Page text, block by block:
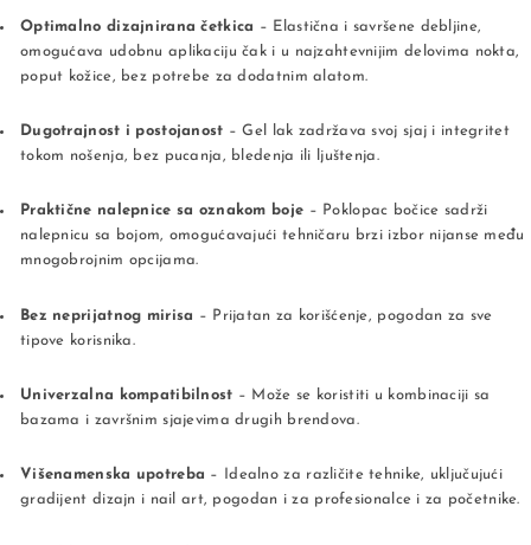
Optimalno dizajnirana četkica – Elastična i savršene debljine,
omogućava udobnu aplikaciju čak i u najzahtevnijim delovima nokta,
poput kožice, bez potrebe za dodatnim alatom.
Dugotrajnost i postojanost – Gel lak zadržava svoj sjaj i integritet
tokom nošenja, bez pucanja, bledenja ili ljuštenja.
Praktične nalepnice sa oznakom boje – Poklopac bočice sadrži
nalepnicu sa bojom, omogućavajući tehničaru brzi izbor nijanse među
mnogobrojnim opcijama.
Bez neprijatnog mirisa – Prijatan za korišćenje, pogodan za sve
tipove korisnika.
Univerzalna kompatibilnost – Može se koristiti u kombinaciji sa
bazama i završnim sjajevima drugih brendova.
Višenamenska upotreba – Idealno za različite tehnike, uključujući
gradijent dizajn i nail art, pogodan i za profesionalce i za početnike.